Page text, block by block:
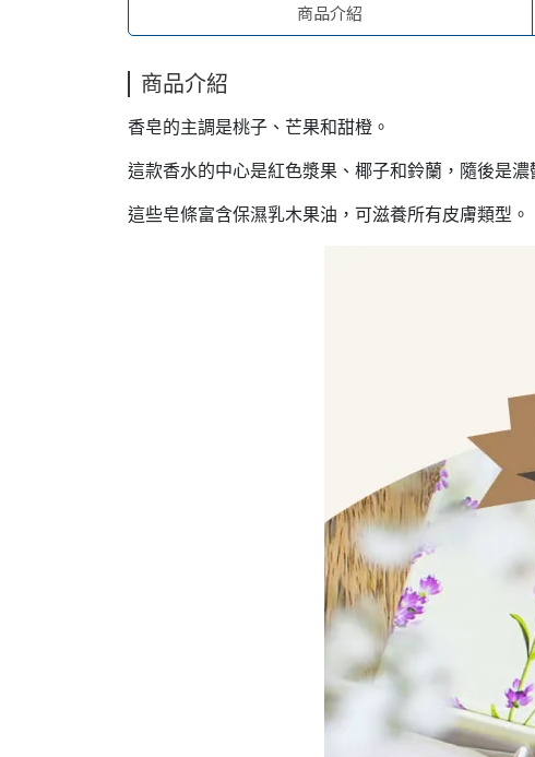
商品介紹
商品介紹
香皂的主調是桃子、芒果和甜橙。
這款香水的中心是紅色漿果、椰子和鈴蘭，隨後是
這些皂條富含保濕乳木果油，可滋養所有皮膚類型。